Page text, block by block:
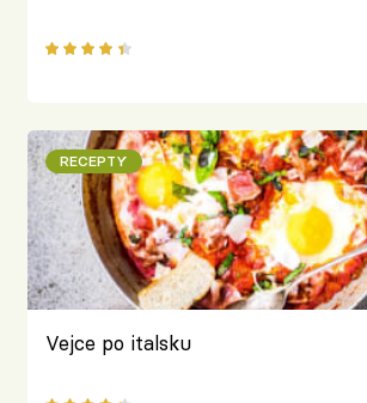
RECEPTY
Vejce po italsku